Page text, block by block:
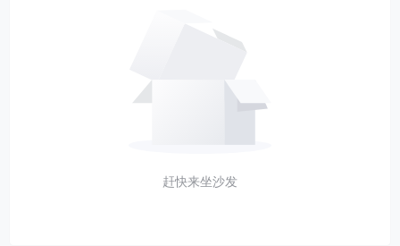
赶快来坐沙发